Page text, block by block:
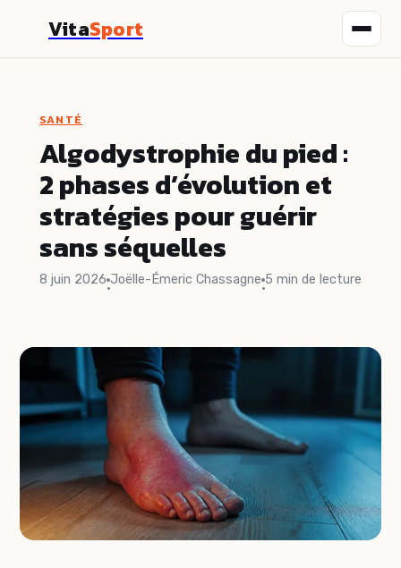
VitaSport
Nutrition
Sport
Santé
Bien-être
SANTÉ
Algodystrophie du pied :
2 phases d’évolution et
stratégies pour guérir
sans séquelles
8 juin 2026
·
Joëlle-Émeric Chassagne
·
5 min de lecture